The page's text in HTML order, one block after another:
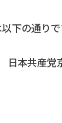
下の通りで
日本共産党